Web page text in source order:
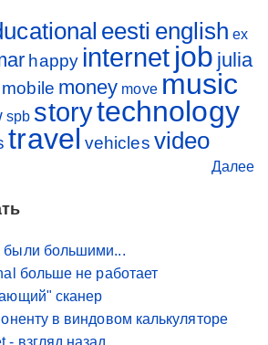
eesti english ex
happy internet job julia
mobile money move music
spb storytechnology
travel vehicles video
Далее
были большими...
больше не работает
сканер
в виндовом калькуляторе
взгляд назад